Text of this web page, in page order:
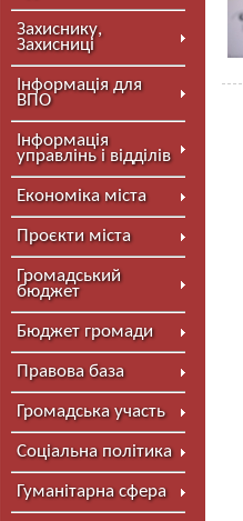
Захиснику,
Захисниці
Інформація для
ВПО
Інформація
управлінь і відділів
Економіка міста
Проєкти міста
Громадський
бюджет
Бюджет громади
Правова база
Громадська участь
Соціальна політика
Гуманітарна сфера